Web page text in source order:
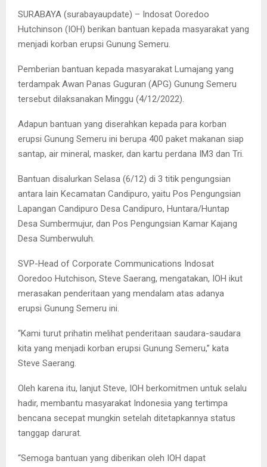
SURABAYA (surabayaupdate) – Indosat Ooredoo
Hutchinson (IOH) berikan bantuan kepada masyarakat yang
menjadi korban erupsi Gunung Semeru.
Pemberian bantuan kepada masyarakat Lumajang yang
terdampak Awan Panas Guguran (APG) Gunung Semeru
tersebut dilaksanakan Minggu (4/12/2022).
Adapun bantuan yang diserahkan kepada para korban
erupsi Gunung Semeru ini berupa 400 paket makanan siap
santap, air mineral, masker, dan kartu perdana IM3 dan Tri.
Bantuan disalurkan Selasa (6/12) di 3 titik pengungsian
antara lain Kecamatan Candipuro, yaitu Pos Pengungsian
Lapangan Candipuro Desa Candipuro, Huntara/Huntap
Desa Sumbermujur, dan Pos Pengungsian Kamar Kajang
Desa Sumberwuluh.
SVP-Head of Corporate Communications Indosat
Ooredoo Hutchison, Steve Saerang, mengatakan, IOH ikut
merasakan penderitaan yang mendalam atas adanya
erupsi Gunung Semeru ini.
“Kami turut prihatin melihat penderitaan saudara-saudara
kita yang menjadi korban erupsi Gunung Semeru,” kata
Steve Saerang.
Oleh karena itu, lanjut Steve, IOH berkomitmen untuk selalu
hadir, membantu masyarakat Indonesia yang tertimpa
bencana secepat mungkin setelah ditetapkannya status
tanggap darurat.
“Semoga bantuan yang diberikan oleh IOH dapat